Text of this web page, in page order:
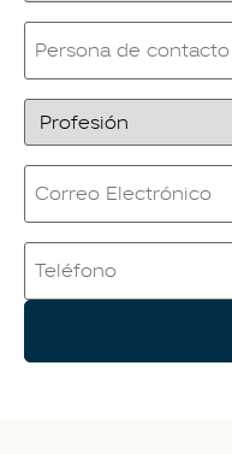
Persona
de
Profesión
Email
*
Teléfono